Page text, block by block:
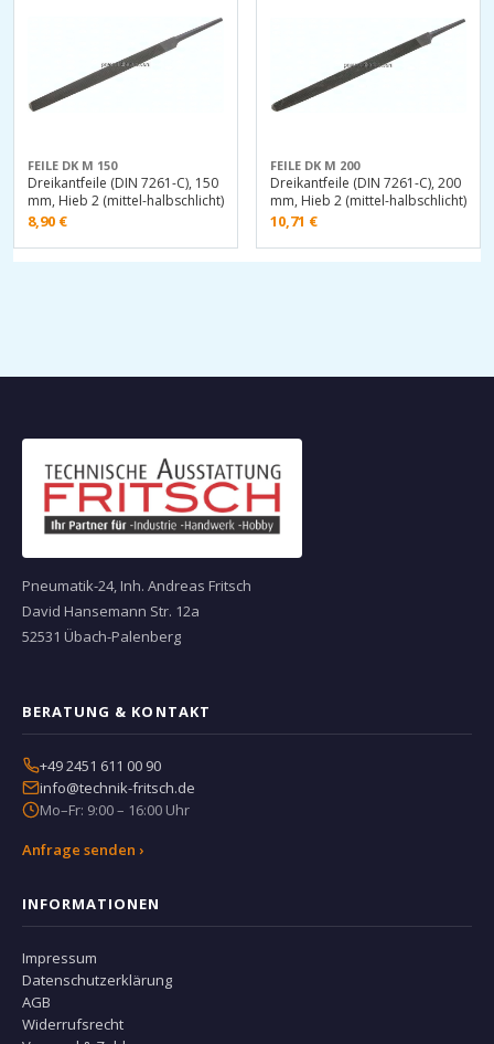
FEILE DK M 150
Dreikantfeile (DIN 7261-C), 150
mm, Hieb 2 (mittel-halbschlicht)
8,90 €
FEILE DK M 200
Dreikantfeile (DIN 7261-C), 200
mm, Hieb 2 (mittel-halbschlicht)
10,71 €
Pneumatik-24, Inh. Andreas Fritsch
David Hansemann Str. 12a
52531 Übach-Palenberg
BERATUNG & KONTAKT
+49 2451 611 00 90
info@technik-fritsch.de
Mo–Fr: 9:00 – 16:00 Uhr
Anfrage senden ›
INFORMATIONEN
Impressum
Datenschutzerklärung
AGB
Widerrufsrecht